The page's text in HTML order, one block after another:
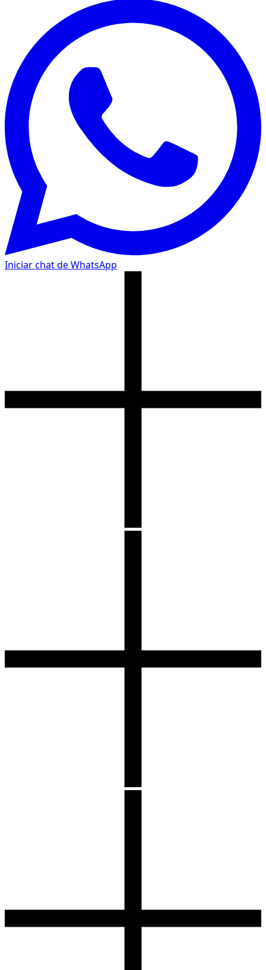
Iniciar chat de WhatsApp